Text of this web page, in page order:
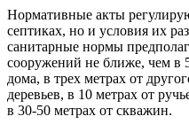
Нормативные акты
септиках, но и условия их
санитарные нормы
сооружений не ближе, чем в
дома, в трех метрах от
деревьев, в 10 метрах от
в 30-50 метрах от скважин.